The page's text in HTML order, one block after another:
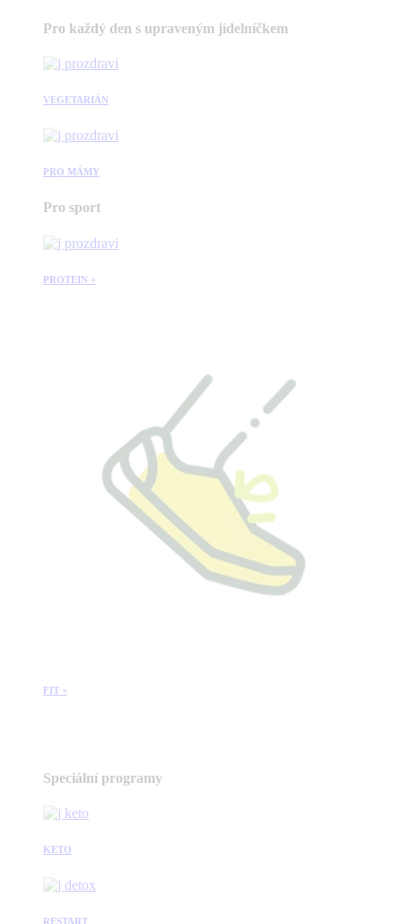
Pro každý den s upraveným jídelníčkem
VEGETARIÁN
PRO MÁMY
Pro sport
PROTEIN +
FIT +
Speciální programy
KETO
RESTART